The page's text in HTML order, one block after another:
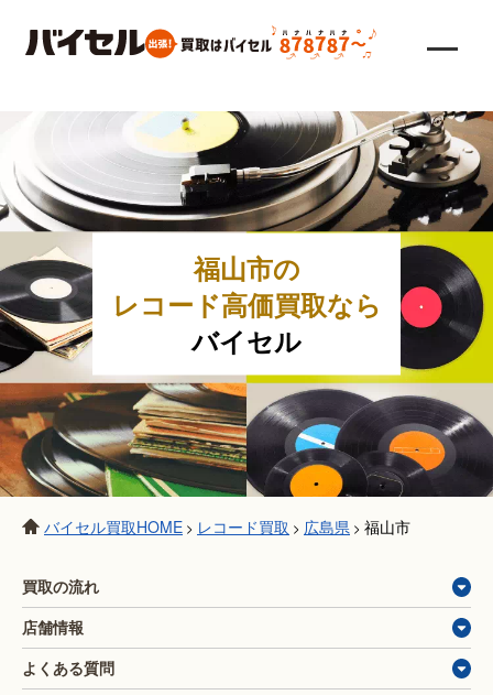
福山市の
レコード高価買取なら
バイセル
バイセル買取HOME > レコード買取 > 広島県 > 福山市
買取の流れ
店舗情報
よくある質問